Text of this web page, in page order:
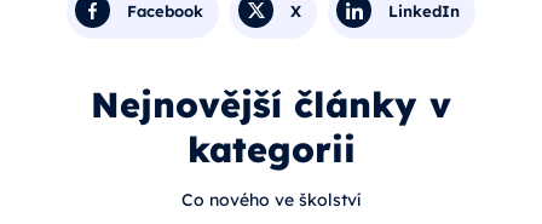
Facebook X LinkedIn
Nejnovější články v
kategorii
Co nového ve školství